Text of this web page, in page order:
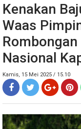
Kenakan
Waas
Nasional
Kamis, 15 Mei 2025 / 15.10